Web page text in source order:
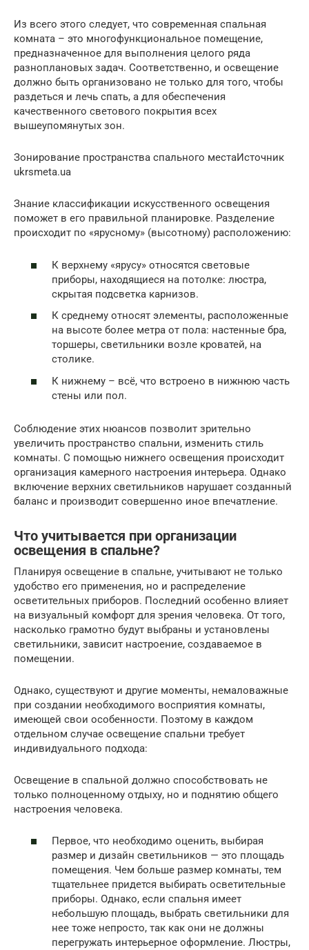
Из всего этого следует, что современная спальная
комната – это многофункциональное помещение,
предназначенное для выполнения целого ряда
разноплановых задач. Соответственно, и освещение
должно быть организовано не только для того, чтобы
раздеться и лечь спать, а для обеспечения
качественного светового покрытия всех
вышеупомянутых зон.
Зонирование пространства спального местаИсточник
ukrsmeta.ua
Знание классификации искусственного освещения
поможет в его правильной планировке. Разделение
происходит по «ярусному» (высотному) расположению:
К верхнему «ярусу» относятся световые
приборы, находящиеся на потолке: люстра,
скрытая подсветка карнизов.
К среднему относят элементы, расположенные
на высоте более метра от пола: настенные бра,
торшеры, светильники возле кроватей, на
столике.
К нижнему – всё, что встроено в нижнюю часть
стены или пол.
Соблюдение этих нюансов позволит зрительно
увеличить пространство спальни, изменить стиль
комнаты. С помощью нижнего освещения происходит
организация камерного настроения интерьера. Однако
включение верхних светильников нарушает созданный
баланс и производит совершенно иное впечатление.
Что учитывается при организации
освещения в спальне?
Планируя освещение в спальне, учитывают не только
удобство его применения, но и распределение
осветительных приборов. Последний особенно влияет
на визуальный комфорт для зрения человека. От того,
насколько грамотно будут выбраны и установлены
светильники, зависит настроение, создаваемое в
помещении.
Однако, существуют и другие моменты, немаловажные
при создании необходимого восприятия комнаты,
имеющей свои особенности. Поэтому в каждом
отдельном случае освещение спальни требует
индивидуального подхода:
Освещение в спальной должно способствовать не
только полноценному отдыху, но и поднятию общего
настроения человека.
Первое, что необходимо оценить, выбирая
размер и дизайн светильников — это площадь
помещения. Чем больше размер комнаты, тем
тщательнее придется выбирать осветительные
приборы. Однако, если спальня имеет
небольшую площадь, выбрать светильники для
нее тоже непросто, так как они не должны
перегружать интерьерное оформление. Люстры,